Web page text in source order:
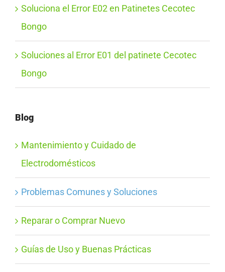
Soluciona el Error E02 en Patinetes Cecotec
Bongo
Soluciones al Error E01 del patinete Cecotec
Bongo
Blog
Mantenimiento y Cuidado de
Electrodomésticos
Problemas Comunes y Soluciones
Reparar o Comprar Nuevo
Guías de Uso y Buenas Prácticas